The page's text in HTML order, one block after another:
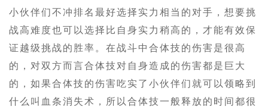
小伙伴们不冲排名最好选择实力相当的对手，想要挑
战高难度也可以选择比自身实力稍高的，才能有效保
证越级挑战的胜率。在战斗中合体技的伤害是很高
的，对双方而言合体技对自身造成的伤害都是巨大
的，如果合体技的伤害吃实了小伙伴们就可以领略到
什么叫血条消失术，所以合体技一般释放的时间都很